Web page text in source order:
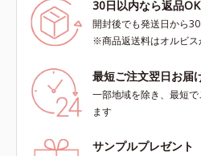
30日以内なら返品OK
開封後でも発送日から
※商品返送料はオルビス
最短ご注文翌日お届
一部地域を除き、最短
ます
サンプルプレゼント